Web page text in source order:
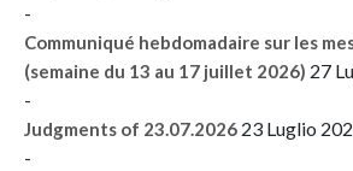
-
Communiqué hebdomadaire sur les
(semaine du 13 au 17 juillet 2026) 27
-
Judgments of 23.07.2026 23 Luglio
-